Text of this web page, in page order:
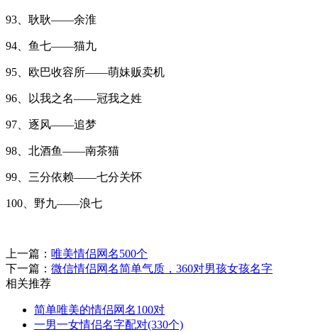
93、耿耿——余淮
94、鱼七——猫九
95、欧巴收容所——萌妹贩卖机
96、以我之名——冠我之姓
97、逐风——追梦
98、北酒鱼——南茶猫
99、三分依赖——七分关怀
100、野九——浪七
上一篇： 唯美情侣网名500个
下一篇： 微信情侣网名简单气质，360对男孩女孩名字
相关推荐
简单唯美的情侣网名100对
一男一女情侣名字配对(330个)